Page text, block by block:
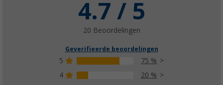
4.7 / 5
20 Beoordelingen
Geverifieerde beoordelingen
5
75 %
4
20 %